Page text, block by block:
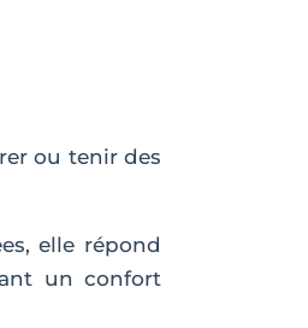
ou tenir des
elle répond
un confort